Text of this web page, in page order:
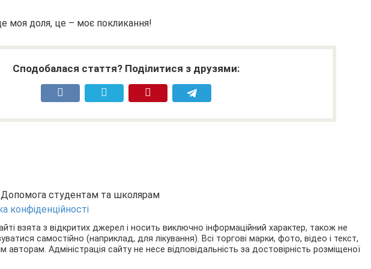
моя доля, це – моє покликання!
Сподобалася стаття? Поділитися з друзями:
студентам та школярам
конфіденційності
взята з відкритих джерел і носить виключно інформаційний характер, також не
самостійно (наприклад, для лікування). Всі торгові марки, фото, відео і текст,
авторам. Адміністрація сайту не несе відповідальність за достовірність розміщеної